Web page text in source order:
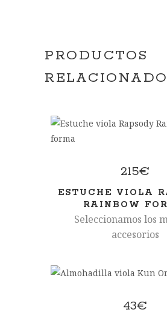
PRODUCTOS
215€
ESTUCHE VIOLA
RAINBOW
Seleccionamos los
accesorios
43€